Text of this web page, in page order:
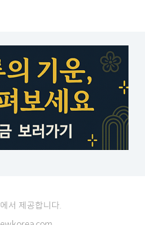
서 제공합니다.